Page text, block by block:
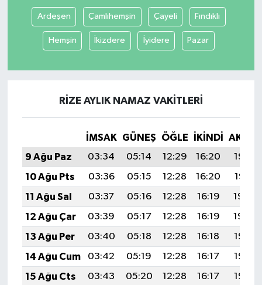
Ardeşen Çamlıhemşin Çayeli Fındıklı
Hemşin İkizdere İyidere Pazar
RIZE AYLIK NAMAZ VAKITLERI
İMSAK GÜNEŞ ÖĞLE İKINDI
9 Ağu Paz
03:34 05:14 12:29 16:20
19:33
10 Ağu Pts
03:36 05:15 12:28 16:20
19:31
11 Ağu Sal
03:37 05:16 12:28 16:19
19:30
12 Ağu Çar
03:39 05:17 12:28 16:19
19:29
13 Ağu Per
03:40 05:18 12:28 16:18
19:28
14 Ağu Cum
03:42 05:19 12:28 16:17
19:26
15 Ağu Cts
03:43 05:20 12:28 16:17
19:25
Tüm Makaleler
Son Dakika
Tüm Haberler